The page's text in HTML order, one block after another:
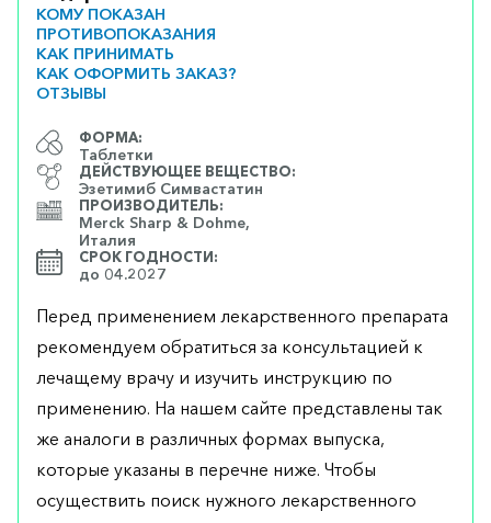
КОМУ ПОКАЗАН
ПРОТИВОПОКАЗАНИЯ
КАК ПРИНИМАТЬ
КАК ОФОРМИТЬ ЗАКАЗ?
ОТЗЫВЫ
ФОРМА:
Таблетки
ДЕЙСТВУЮЩЕЕ ВЕЩЕСТВО:
Эзетимиб Симвастатин
ПРОИЗВОДИТЕЛЬ:
Merck Sharp & Dohme,
Италия
СРОК ГОДНОСТИ:
до 04.2027
Перед применением лекарственного препарата
рекомендуем обратиться за консультацией к
лечащему врачу и изучить инструкцию по
применению. На нашем сайте представлены так
же аналоги в различных формах выпуска,
которые указаны в перечне ниже. Чтобы
осуществить поиск нужного лекарственного